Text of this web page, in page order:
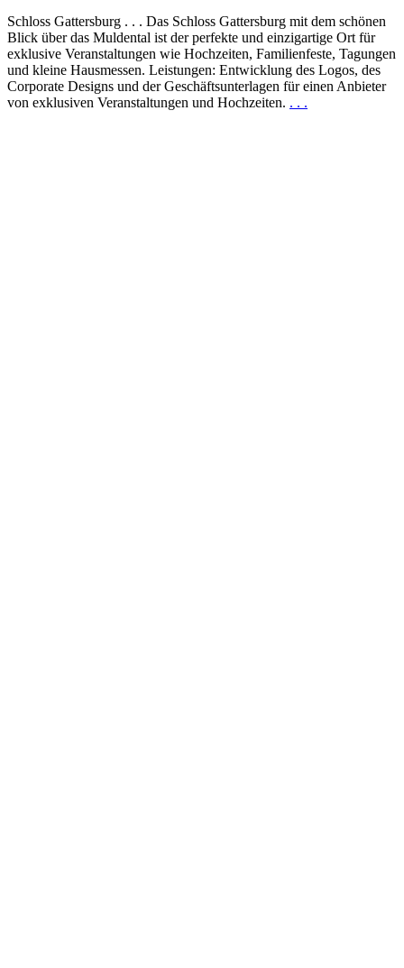
Schloss Gattersburg . . . Das Schloss Gattersburg mit dem schönen
Blick über das Muldental ist der perfekte und einzigartige Ort für
exklusive Veranstaltungen wie Hochzeiten, Familienfeste, Tagungen
und kleine Hausmessen. Leistungen: Entwicklung des Logos, des
Corporate Designs und der Geschäftsunterlagen für einen Anbieter
von exklusiven Veranstaltungen und Hochzeiten. . . .